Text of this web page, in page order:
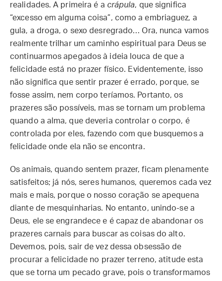
realidades. A primeira é a crápula, que significa
“excesso em alguma coisa”, como a embriaguez, a
gula, a droga, o sexo desregrado… Ora, nunca vamos
realmente trilhar um caminho espiritual para Deus se
continuarmos apegados à ideia louca de que a
felicidade está no prazer físico. Evidentemente, isso
não significa que sentir prazer é errado, porque, se
fosse assim, nem corpo teríamos. Portanto, os
prazeres são possíveis, mas se tornam um problema
quando a alma, que deveria controlar o corpo, é
controlada por eles, fazendo com que busquemos a
felicidade onde ela não se encontra.
Os animais, quando sentem prazer, ficam plenamente
satisfeitos; já nós, seres humanos, queremos cada vez
mais e mais, porque o nosso coração se apequena
diante de mesquinharias. No entanto, unindo-se a
Deus, ele se engrandece e é capaz de abandonar os
prazeres carnais para buscar as coisas do alto.
Devemos, pois, sair de vez dessa obsessão de
procurar a felicidade no prazer terreno, atitude esta
que se torna um pecado grave, pois o transformamos